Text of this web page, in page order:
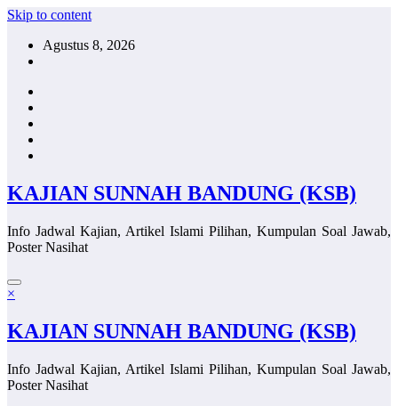
Skip to content
Agustus 8, 2026
KAJIAN SUNNAH BANDUNG (KSB)
Info Jadwal Kajian, Artikel Islami Pilihan, Kumpulan Soal Jawab,
Poster Nasihat
×
KAJIAN SUNNAH BANDUNG (KSB)
Info Jadwal Kajian, Artikel Islami Pilihan, Kumpulan Soal Jawab,
Poster Nasihat